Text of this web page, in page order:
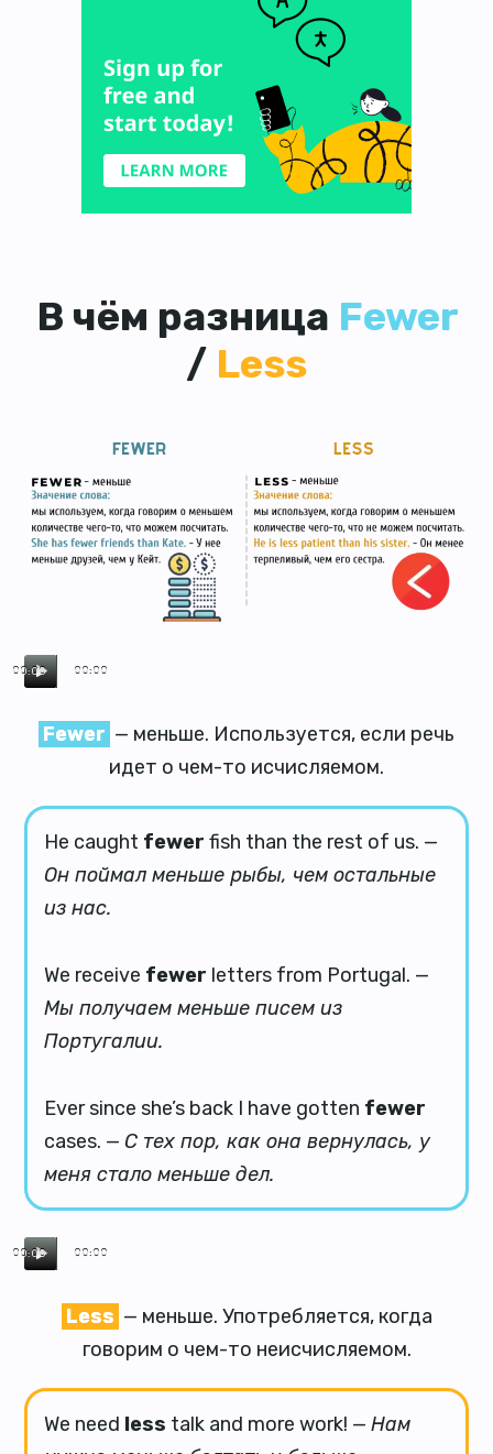
В чём разница Fewer
/ Less
00:00
00:00
Fewer — меньше. Используется, если речь
идет о чем-то исчисляемом.
He caught fewer fish than the rest of us. —
Он поймал меньше рыбы, чем остальные
из нас.
We receive fewer letters from Portugal. —
Мы получаем меньше писем из
Португалии.
Ever since she’s back I have gotten fewer
cases. —С тех пор, как она вернулась, у
меня стало меньше дел.
00:00
00:00
Less — меньше. Употребляется, когда
говорим о чем-то неисчисляемом.
We need less talk and more work! —Нам